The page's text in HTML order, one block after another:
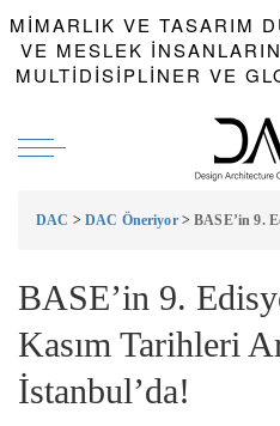
MIMARLIK VE TASARIM
VE MESLEK
MULTIDISIPLINER VE
DAC > DAC Öneriyor>BASE’in 9.
BASE’in 9.
Kasım Tarihleri
İstanbul’da!